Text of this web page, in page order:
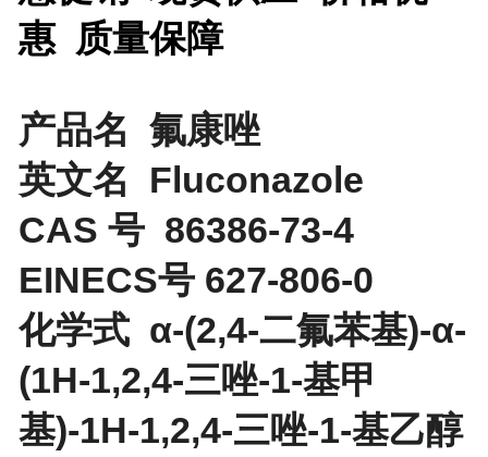
惠 质量保障
产品名 氟康唑
英文名 Fluconazole
CAS 号 86386-73-4
EINECS号 627-806-0
化学式 α-(2,4-二氟苯基)-α-
(1H-1,2,4-三唑-1-基甲
基)-1H-1,2,4-三唑-1-基乙醇